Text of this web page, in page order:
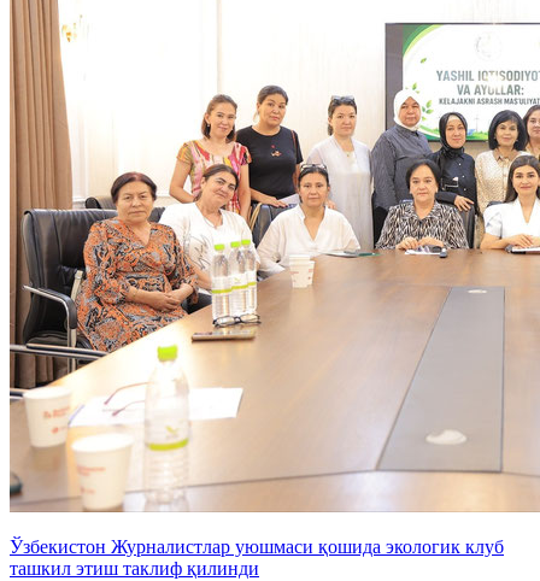
Ўзбекистон Журналистлар уюшмаси қошида экологик клуб
ташкил этиш таклиф қилинди